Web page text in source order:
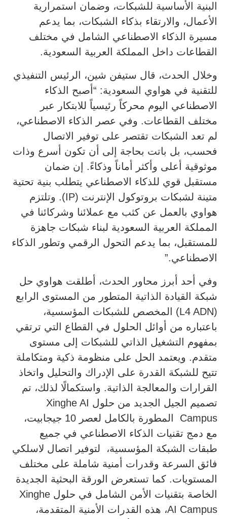
البنية الأساسية للشبكات، وضمان استمرارية
الأعمال، والارتقاء بذكاء الشبكات، بما يدعم
مسيرة الذكاء الاصطناعي الشامل في مختلف
القطاعات داخل المملكة العربية السعودية.
وخلال الحدث، قال ستيفن شين، الرئيس التنفيذي
للتقنية في هواوي السعودية: “أصبح الذكاء
الاصطناعي اليوم محركاً رئيسياً للابتكار عبر
مختلف القطاعات. وفي عصر الذكاء الاصطناعي،
لم تعد الشبكات تقتصر على توفير الاتصال
فحسب، بل باتت بحاجة إلى أن تكون أسرع وذات
موثوقية أعلى وأكثر أماناً وذكاءً. إن ضمان
مستقبل قوي للذكاء الاصطناعي يتطلب بنية تحتية
متينة لشبكات بروتوكول الإنترنت (IP). وتلتزم
هواوي بالعمل عن كثب مع عملائنا وشركائنا في
المملكة العربية السعودية لبناء شبكات جاهزة
للمستقبل، بما يدعم التحول الرقمي وتطور الذكاء
الاصطناعي.”
وفي أحد أبرز محاور الحدث، أطلقت هواوي حل
شبكة القيادة الذاتية المتطور من المستوى الرابع
(L4 ADN) المخصص للشبكات المؤسسية،
باعتباره من أوائل الحلول في القطاع التي ترتقي
بمفهوم التشغيل الذاتي للشبكات إلى مستوى
متقدم. ويعتمد الحل على منظومة ذكية ومتكاملة
تتيح للشبكة القدرة على الإدراك والتحليل واتخاذ
القرارات والمعالجة الذاتية. واستكمالًا لذلك، تم
تصميم الجيل الجديد من حلول Xinghe AI
Campus المطورة بالكامل لعصر 10 جيجابيت،
مع دمج تقنيات الذكاء الاصطناعي في جميع
طبقات الشبكة المؤسسية، لتوفير اتصال لاسلكي
فائق السرعة وقدرات أمنية شاملة على مختلف
المستويات. كما تستعرض الورقة البحثية الجديدة
الخاصة بتقنيات الأمن الشامل في حلول Xinghe
AI Campus، هذه القدرات الأمنية المتقدمة،